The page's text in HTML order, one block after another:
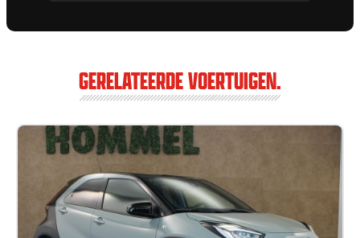
GERELATEERDE VOERTUIGEN.